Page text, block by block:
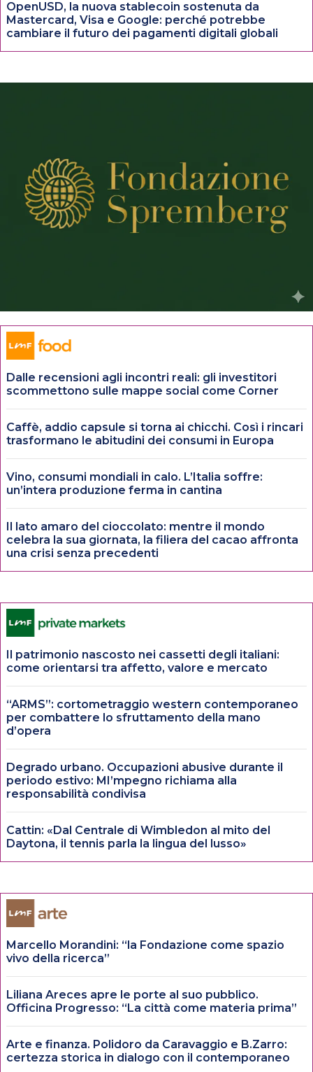
OpenUSD, la nuova stablecoin sostenuta da
Mastercard, Visa e Google: perché potrebbe
cambiare il futuro dei pagamenti digitali globali
Dalle recensioni agli incontri reali: gli investitori
scommettono sulle mappe social come Corner
Caffè, addio capsule si torna ai chicchi. Così i rincari
trasformano le abitudini dei consumi in Europa
Vino, consumi mondiali in calo. L’Italia soffre:
un’intera produzione ferma in cantina
Il lato amaro del cioccolato: mentre il mondo
celebra la sua giornata, la filiera del cacao affronta
una crisi senza precedenti
Il patrimonio nascosto nei cassetti degli italiani:
come orientarsi tra affetto, valore e mercato
“ARMS”: cortometraggio western contemporaneo
per combattere lo sfruttamento della mano
d’opera
Degrado urbano. Occupazioni abusive durante il
periodo estivo: MI’mpegno richiama alla
responsabilità condivisa
Cattin: «Dal Centrale di Wimbledon al mito del
Daytona, il tennis parla la lingua del lusso»
Marcello Morandini: “la Fondazione come spazio
vivo della ricerca”
Liliana Areces apre le porte al suo pubblico.
Officina Progresso: “La città come materia prima”
Arte e finanza. Polidoro da Caravaggio e B.Zarro:
certezza storica in dialogo con il contemporaneo